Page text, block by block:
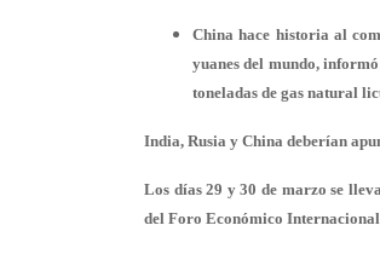
China hace historia al
yuanes del mundo,
toneladas de gas natural
India, Rusia y China deberían
Los días 29 y 30 de marzo se
del Foro Económico Internacional